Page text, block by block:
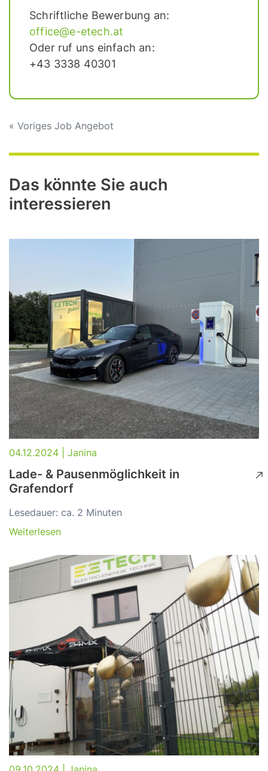
Schriftliche Bewerbung an:
office@e-etech.at
Oder ruf uns einfach an:
+43 3338 40301
Beitragsnavigation
« Voriges Job Angebot
Das könnte Sie auch
interessieren
04.12.2024 | Janina
Lade- & Pausenmöglichkeit in
Grafendorf
Lesedauer: ca. 2 Minuten
Weiterlesen